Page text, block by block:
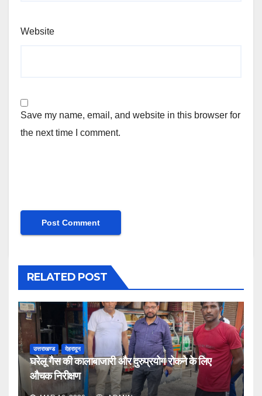
Website
Save my name, email, and website in this browser for
the next time I comment.
RELATED POST
उत्तराखण्ड देहरादून
घरेलू गैस की कालाबाजारी और दुरुप्रयोग रोकने के लिए
औचक निरीक्षण